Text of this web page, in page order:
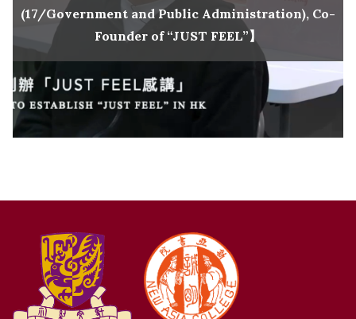
(17/Government and Public Administration), Co-
Founder of “JUST FEEL”】